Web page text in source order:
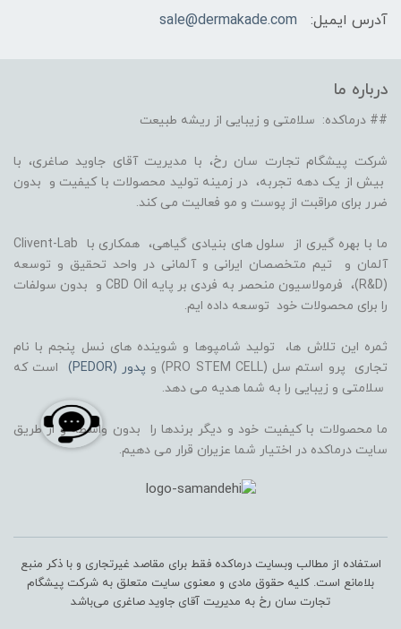
آدرس ایمیل:
sale@dermakade.com
درباره ما
## درماکده: سلامتی و زیبایی از ریشه طبیعت
شرکت پیشگام تجارت سان رخ، با مدیریت آقای جاوید صاغری، با
بیش از یک دهه تجربه، در زمینه تولید محصولات با کیفیت و بدون
ضرر برای مراقبت از پوست و مو فعالیت می کند.
ما با بهره گیری از سلول های بنیادی گیاهی، همکاری با Clivent-Lab
آلمان و تیم متخصصان ایرانی و آلمانی در واحد تحقیق و توسعه
(R&D)، فرمولاسیون منحصر به فردی بر پایه CBD Oil و بدون سولفات
را برای محصولات خود توسعه داده ایم.
ثمره این تلاش ها، تولید شامپوها و شوینده های نسل پنجم با نام
تجاری پرو استم سل (PRO STEM CELL) و
پدور (PEDOR)
است که
سلامتی و زیبایی را به شما هدیه می دهد.
ما محصولات با کیفیت خود و دیگر برندها را بدون واسطه و از طریق
سایت درماکده در اختیار شما عزیران قرار می دهیم.
استفاده از مطالب وبسایت درماکده فقط برای مقاصد غیرتجاری و با ذکر منبع
بلامانع است. کلیه حقوق مادی و معنوی سایت متعلق به شرکت پیشگام
تجارت سان رخ به مدیریت آقای جاوید صاغری می‌باشد